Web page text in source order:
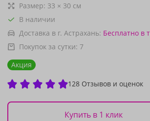
Размер: 33 × 30 см
В наличии
Доставка в г. Астрахань: Бесплатно в
Покупок за сутки: 7
Акция
128 Отзывов и оценок
Купить в 1 клик